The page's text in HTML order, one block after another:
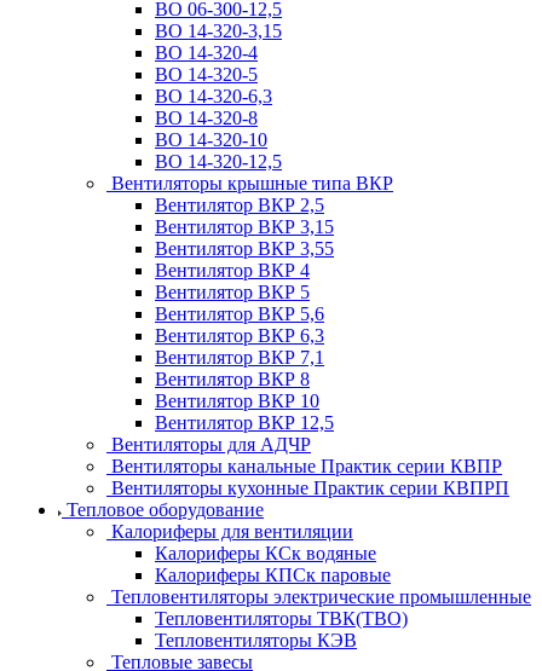
ВО 06-300-12,5
ВО 14-320-3,15
ВО 14-320-4
ВО 14-320-5
ВО 14-320-6,3
ВО 14-320-8
ВО 14-320-10
ВО 14-320-12,5
Вентиляторы крышные типа ВКР
Вентилятор ВКР 2,5
Вентилятор ВКР 3,15
Вентилятор ВКР 3,55
Вентилятор ВКР 4
Вентилятор ВКР 5
Вентилятор ВКР 5,6
Вентилятор ВКР 6,3
Вентилятор ВКР 7,1
Вентилятор ВКР 8
Вентилятор ВКР 10
Вентилятор ВКР 12,5
Вентиляторы для АДЧР
Вентиляторы канальные Практик серии КВПР
Вентиляторы кухонные Практик серии КВПРП
Тепловое оборудование
Калориферы для вентиляции
Калориферы КСк водяные
Калориферы КПСк паровые
Тепловентиляторы электрические промышленные
Тепловентиляторы ТВК(ТВО)
Тепловентиляторы КЭВ
Тепловые завесы